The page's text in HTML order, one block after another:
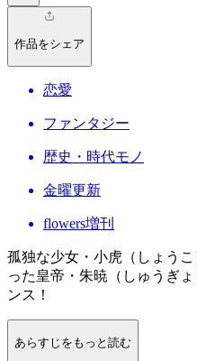
作品をシェア
恋愛
ファンタジー
歴史・時代モノ
金曜更新
flowers増刊
孤独な少女・小虎（しょう
った皇帝・朱暁（しゅうぎ
ンス！
あらすじをもっと読む